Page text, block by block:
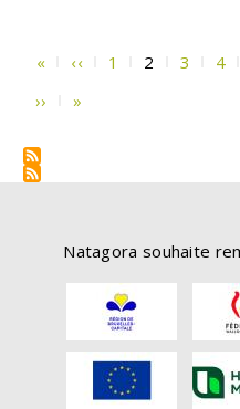
Première
«
Page
‹‹ Page
1
Page
2 Page
3 4
Page
››
Dernière
»
Natagora souhaite